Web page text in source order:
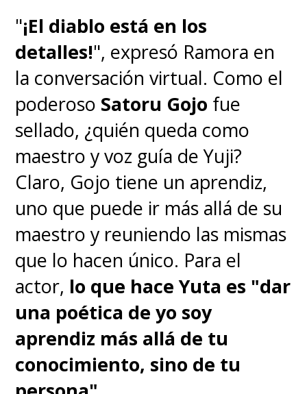
Marc Gómez, Daida, Ranking of
Kings (parte 1)
Masumi Mutsuda, Yatora
Yaguchi, Blue Period
Mónica Padrós, Hiling, Ranking
of Kings (parte 1)
- Mejor Drama
Attack on Titan Final Season
Part 2
"¡El diablo está en los
detalles!", expresó Ramora en
la conversación virtual. Como el
poderoso Satoru Gojo fue
sellado, ¿quién queda como
maestro y voz guía de Yuji?
Claro, Gojo tiene un aprendiz,
uno que puede ir más allá de su
maestro y reuniendo las mismas
que lo hacen único. Para el
actor, lo que hace Yuta es "dar
una poética de yo soy
aprendiz más allá de tu
conocimiento, sino de tu